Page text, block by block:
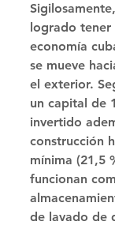
logrado tener
economía
se mueve
el exterior.
un capital de
invertido
construcción
mínima (21,5
funcionan
de lavado de